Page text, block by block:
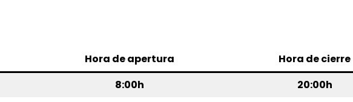
Hora de apertura
Hora de cierre
8:00h
20:00h